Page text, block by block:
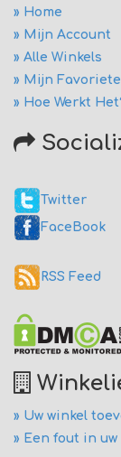
» Home
» Mijn Account
» Alle Winkels
» Mijn
» Hoe Werkt
Twitter
FaceBook
RSS Feed
» Uw winkel
» Een fout in